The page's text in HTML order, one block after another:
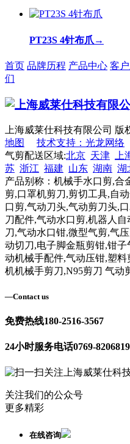
PT23S 4针布爪 →
首页 品牌历程 产品中心 客
们
上海威莱仕科技有限公司 版
地图
技术支持：光龙网络
气剪配送区域:北京 天津 上
苏 浙江 福建 山东 湖南 湖
产品别称：机械手水口剪,合
剪,口罩机剪刀,剪切工具,自
口剪,气动刀头,气动剪刀头,
刀配件,气动水口剪,机器人
刀,气动水口钳,微型气剪,气
动切刀,电子脚金瓶剪钳,钳
动机械手配件,气动压钳,塑
机机械手剪刀,N95剪刀 气动
—Contact us
免费热线180-2516-3567
24小时服务电话0769-
关注我们的公众号
更多精彩
在线咨询